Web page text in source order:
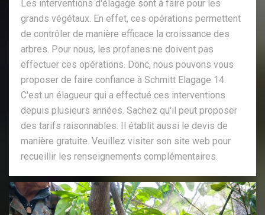
Les interventions d'élagage sont à faire pour les
grands végétaux. En effet, ces opérations permettent
de contrôler de manière efficace la croissance des
arbres. Pour nous, les profanes ne doivent pas
effectuer ces opérations. Donc, nous pouvons vous
proposer de faire confiance à Schmitt Elagage 14.
C'est un élagueur qui a effectué ces interventions
depuis plusieurs années. Sachez qu'il peut proposer
des tarifs raisonnables. Il établit aussi le devis de
manière gratuite. Veuillez visiter son site web pour
recueillir les renseignements complémentaires.